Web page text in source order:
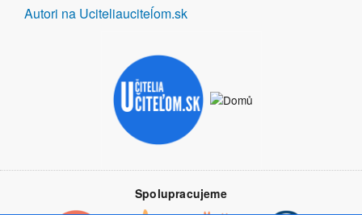
Autori na Uciteliauciteĺom.sk
Spolupracujeme